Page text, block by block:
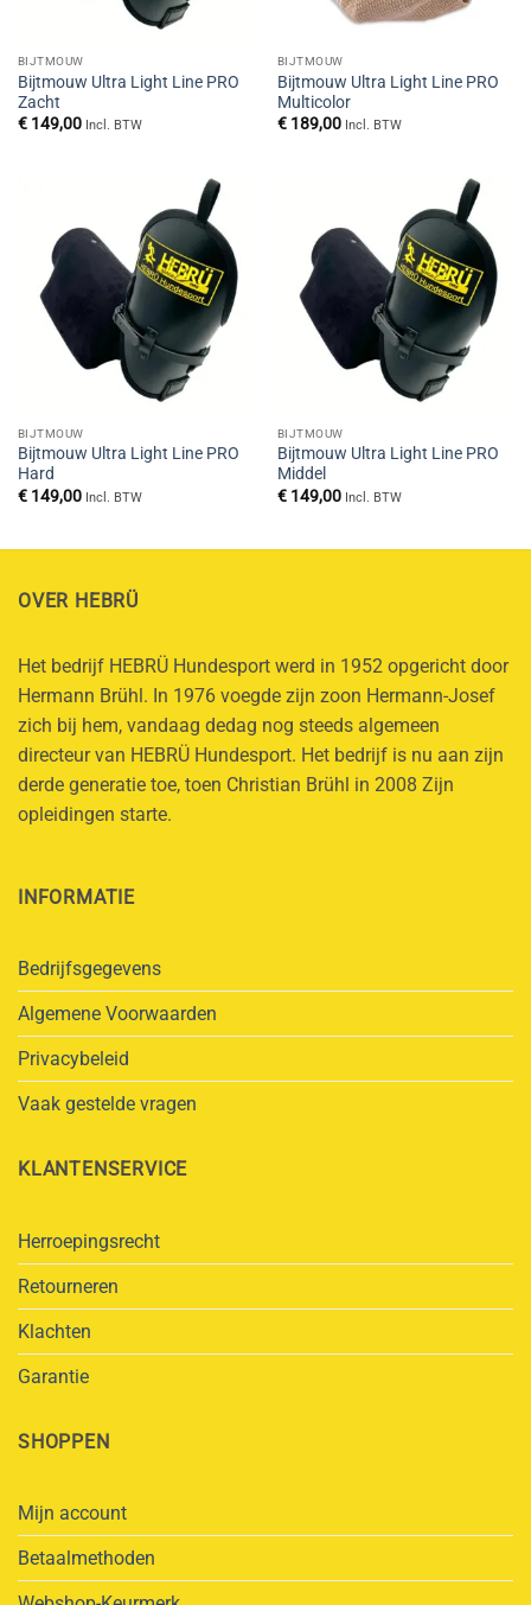
BIJTMOUW
Bijtmouw Ultra Light Line PRO
Zacht
€149,00 Incl. BTW
BIJTMOUW
Bijtmouw Ultra Light Line PRO
Multicolor
€189,00 Incl. BTW
BIJTMOUW
Bijtmouw Ultra Light Line PRO
Hard
€149,00 Incl. BTW
BIJTMOUW
Bijtmouw Ultra Light Line PRO
Middel
€149,00 Incl. BTW
OVER HEBRÜ
Het bedrijf HEBRÜ Hundesport werd in 1952 opgericht door
Hermann Brühl. In 1976 voegde zijn zoon Hermann-Josef
zich bij hem, vandaag dedag nog steeds algemeen
directeur van HEBRÜ Hundesport. Het bedrijf is nu aan zijn
derde generatie toe, toen Christian Brühl in 2008 Zijn
opleidingen starte.
INFORMATIE
Bedrijfsgegevens
Algemene Voorwaarden
Privacybeleid
Vaak gestelde vragen
KLANTENSERVICE
Herroepingsrecht
Retourneren
Klachten
Garantie
SHOPPEN
Mijn account
Betaalmethoden